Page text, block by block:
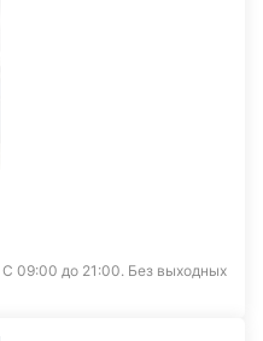
С 09:00 до 21:00. Без выходных